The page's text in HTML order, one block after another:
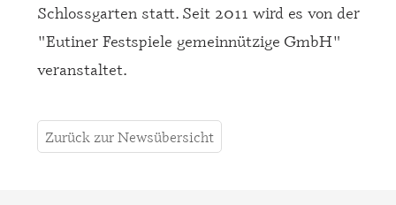
Schlossgarten statt. Seit 2011 wird es von der
"Eutiner Festspiele gemeinnützige GmbH"
veranstaltet.
Zurück zur Newsübersicht